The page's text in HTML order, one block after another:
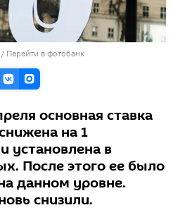
/ Перейти в фотобанк
основная ставка
на 1
установлена в
После этого ее было
данном уровне.
снизили.